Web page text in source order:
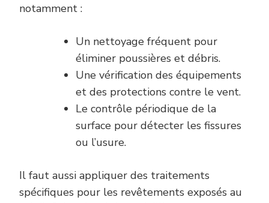
notamment :
Un nettoyage fréquent pour
éliminer poussières et débris.
Une vérification des équipements
et des protections contre le vent.
Le contrôle périodique de la
surface pour détecter les fissures
ou l’usure.
Il faut aussi appliquer des traitements
spécifiques pour les revêtements exposés au